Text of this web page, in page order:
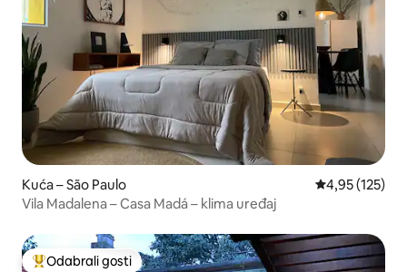
Kuća – São Paulo Prosječna
4,95 (125)
Vila Madalena – Casa Madá – klima uređaj
Odabrali gosti